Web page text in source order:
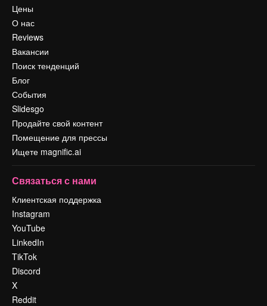
Цены
О нас
Reviews
Вакансии
Поиск тенденций
Блог
События
Slidesgo
Продайте свой контент
Помещение для прессы
Ищете magnific.ai
Связаться с нами
Клиентская поддержка
Instagram
YouTube
LinkedIn
TikTok
Discord
X
Reddit